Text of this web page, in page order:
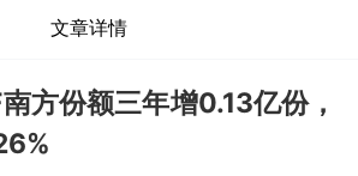
文章详情
方份额三年增0.13亿份，